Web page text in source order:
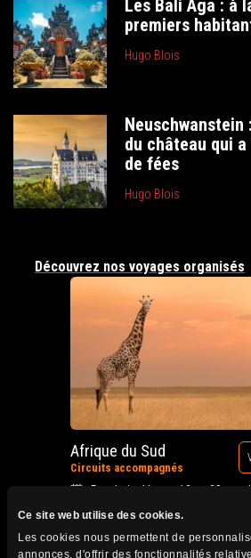
Ce site web utilise des cookies.
Les cookies nous permettent de
annonces, d'offrir des fonctionnalités
Les Bali Aga : à
premiers
Hugo Blois
du château qui
de fées
Hugo Blois
Découvrez nos voyages organisés
Afrique du Sud
Circuits accompagnés
Prochain départ : 12 au 28